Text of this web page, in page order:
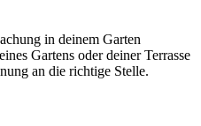
in deinem Garten
Gartens oder deiner Terrasse
an die richtige Stelle.